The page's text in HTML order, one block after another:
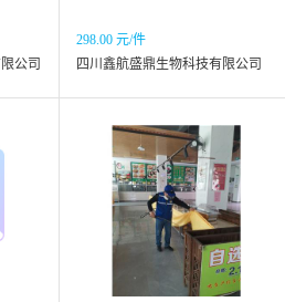
公司
298.00 元/件
四川鑫航盛鼎生物科技有限公司